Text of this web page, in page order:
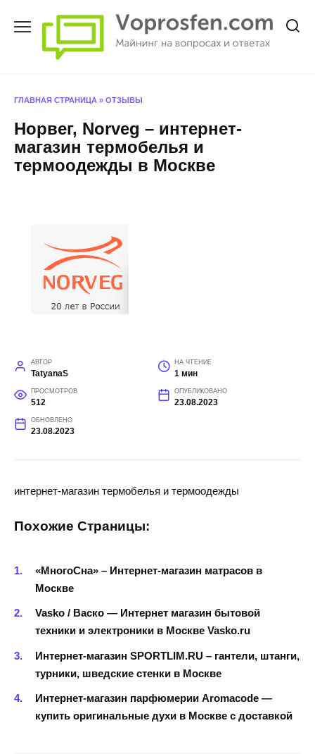
ГЛАВНАЯ СТРАНИЦА » ОТЗЫВЫ
Норвег, Norveg – интернет-
магазин термобелья и
термоодежды в Москве
АВТОР
TatyanaS
НА ЧТЕНИЕ
1 мин
ПРОСМОТРОВ
512
ОПУБЛИКОВАНО
23.08.2023
ОБНОВЛЕНО
23.08.2023
интернет-магазин термобелья и термоодежды
Похожие Страницы:
«МногоСна» – Интернет-магазин матрасов в
Москве
Vasko / Васко — Интернет магазин бытовой
техники и электроники в Москве Vasko.ru
Интернет-магазин SPORTLIM.RU – гантели, штанги,
турники, шведские стенки в Москве
Интернет-магазин парфюмерии Aromacode —
купить оригинальные духи в Москве с доставкой